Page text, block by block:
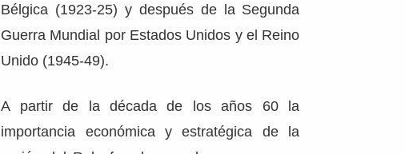
Bélgica (1923-25) y después de la Segunda
Guerra Mundial por Estados Unidos y el Reino
Unido (1945-49).
A partir de la década de los años 60 la
importancia económica y estratégica de la